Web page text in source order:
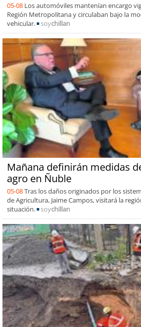
05-08 Los automóviles mantenían encargo
Región Metropolitana y circulaban bajo la
vehicular.
soychillan
Mañana definirán medidas
agro en Ñuble
05-08Tras los daños originados por los
de Agricultura, Jaime Campos, visitará la
situación.
soychillan